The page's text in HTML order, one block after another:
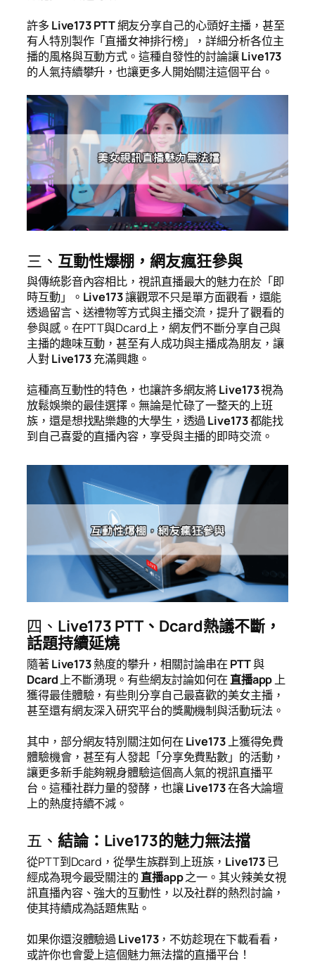
許多 Live173 PTT網友分享自己的心頭好主播，甚至
有人特別製作「直播女神排行榜」，詳細分析各位主
播的風格與互動方式。這種自發性的討論讓Live173
的人氣持續攀升，也讓更多人開始關注這個平台。
三、 互動性爆棚，網友瘋狂參與
與傳統影音內容相比，視訊直播最大的魅力在於「即
時互動」。 Live173讓觀眾不只是單方面觀看，還能
透過留言、送禮物等方式與主播交流，提升了觀看的
參與感。在PTT與Dcard上，網友們不斷分享自己與
主播的趣味互動，甚至有人成功與主播成為朋友，讓
人對Live173充滿興趣。
這種高互動性的特色，也讓許多網友將Live173視為
放鬆娛樂的最佳選擇。無論是忙碌了一整天的上班
族，還是想找點樂趣的大學生，透過Live173都能找
到自己喜愛的直播內容，享受與主播的即時交流。
四、 Live173 PTT、Dcard熱議不斷，
話題持續延燒
隨著Live173熱度的攀升，相關討論串在PTT與
Dcard上不斷湧現。有些網友討論如何在直播app上
獲得最佳體驗，有些則分享自己最喜歡的美女主播，
甚至還有網友深入研究平台的獎勵機制與活動玩法。
其中，部分網友特別關注如何在Live173上獲得免費
體驗機會，甚至有人發起「分享免費點數」的活動，
讓更多新手能夠親身體驗這個高人氣的視訊直播平
台。這種社群力量的發酵，也讓Live173在各大論壇
上的熱度持續不減。
五、 結論：Live173的魅力無法擋
從PTT到Dcard，從學生族群到上班族， Live173已
經成為現今最受關注的直播app之一。其火辣美女視
訊直播內容、強大的互動性，以及社群的熱烈討論，
使其持續成為話題焦點。
如果你還沒體驗過Live173，不妨趁現在下載看看，
或許你也會愛上這個魅力無法擋的直播平台！